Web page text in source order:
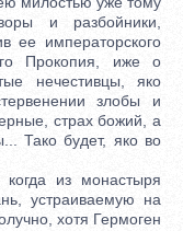
и разбойники,
ее императорского
Прокопия, иже о
нечестивцы, яко
злобы и
страх божий, а
Тако будет, яко во
из монастыря
устраиваемую на
хотя Гермоген